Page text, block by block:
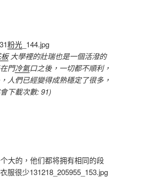
粉光_144.jpg
大學裡的壯瑞也是一個活潑的
門冷氣口之後，一切都不順利，
人們已經變得成熟穩定了很多，
下載次數: 91)
大的，他们都将拥有相同的段
服很少131218_205955_153.jpg